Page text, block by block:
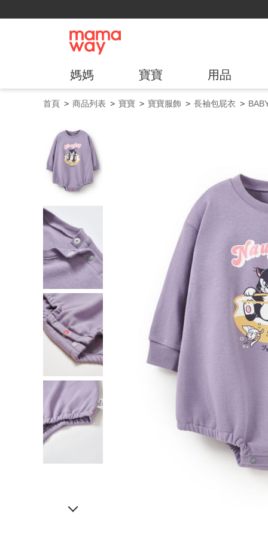
媽媽 寶寶 用品
首頁 商品列表 寶寶 寶寶服飾 長袖包屁衣